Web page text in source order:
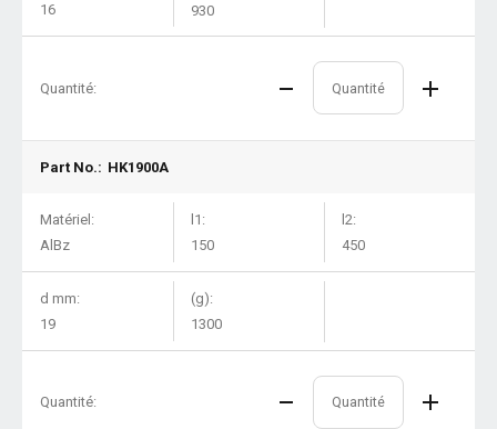
16
930
Quantité:
Part No.: HK1900A
Matériel:
AlBz
l1:
150
l2:
450
d mm:
19
(g):
1300
Quantité: